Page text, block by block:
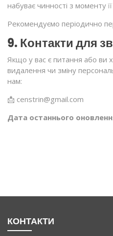
набуває чинності з моменту
Рекомендуємо періодично
9. Контакти для
Якщо у вас є питання або ви
видалення чи зміну
нам:
📩 censtrin@gmail.com
Дата останнього
КОНТАКТИ